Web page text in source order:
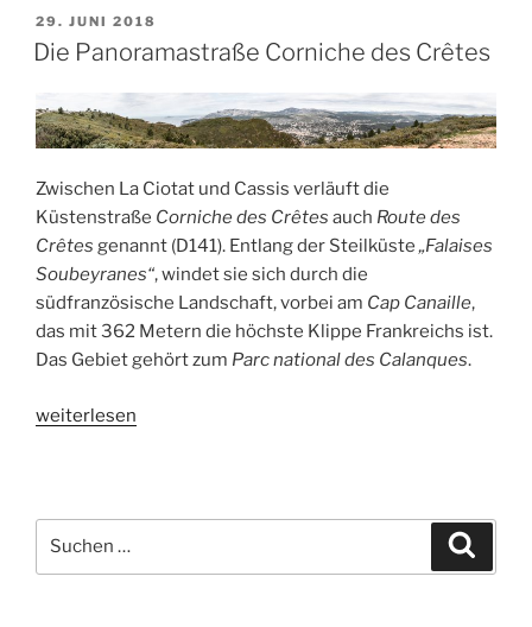
VERÖFFENTLICHT
AM
29. JUNI 2018
Die Panoramastraße Corniche des Crêtes
Zwischen La Ciotat und Cassis verläuft die
Küstenstraße Corniche des Crêtes auch Route des
Crêtes genannt (D141). Entlang der Steilküste„Falaises
Soubeyranes“, windet sie sich durch die
südfranzösische Landschaft, vorbei am Cap Canaille,
das mit 362 Metern die höchste Klippe Frankreichs ist.
Das Gebiet gehört zum Parc national des Calanques.
„Die
Crêtes“
weiterlesen
nach: